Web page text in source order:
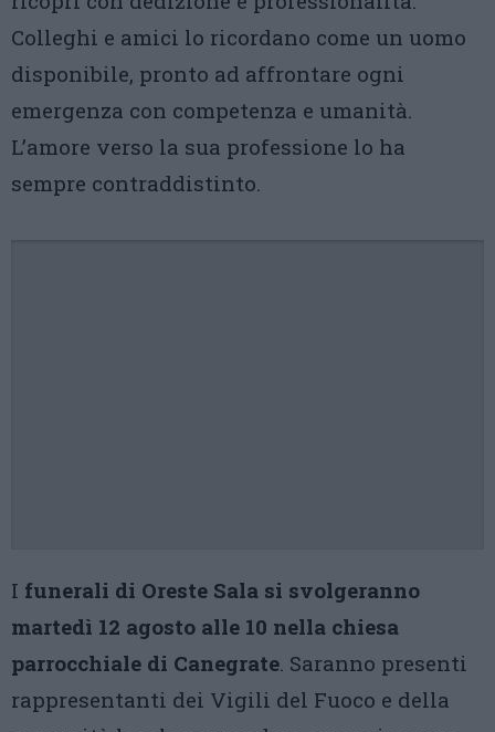
Colleghi e amici lo ricordano come un uomo
disponibile, pronto ad affrontare ogni
emergenza con competenza e umanità.
L’amore verso la sua professione lo ha
sempre contraddistinto.
I funerali di Oreste Sala si svolgeranno
martedì 12 agosto alle 10 nella chiesa
parrocchiale di Canegrate. Saranno presenti
rappresentanti dei Vigili del Fuoco e della